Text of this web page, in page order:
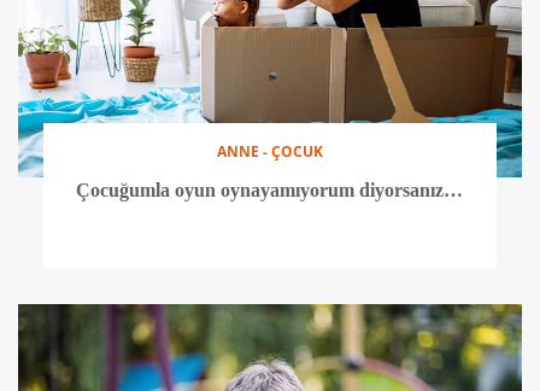
ANNE - ÇOCUK
Çocuğumla oyun oynayamıyorum diyorsanız…